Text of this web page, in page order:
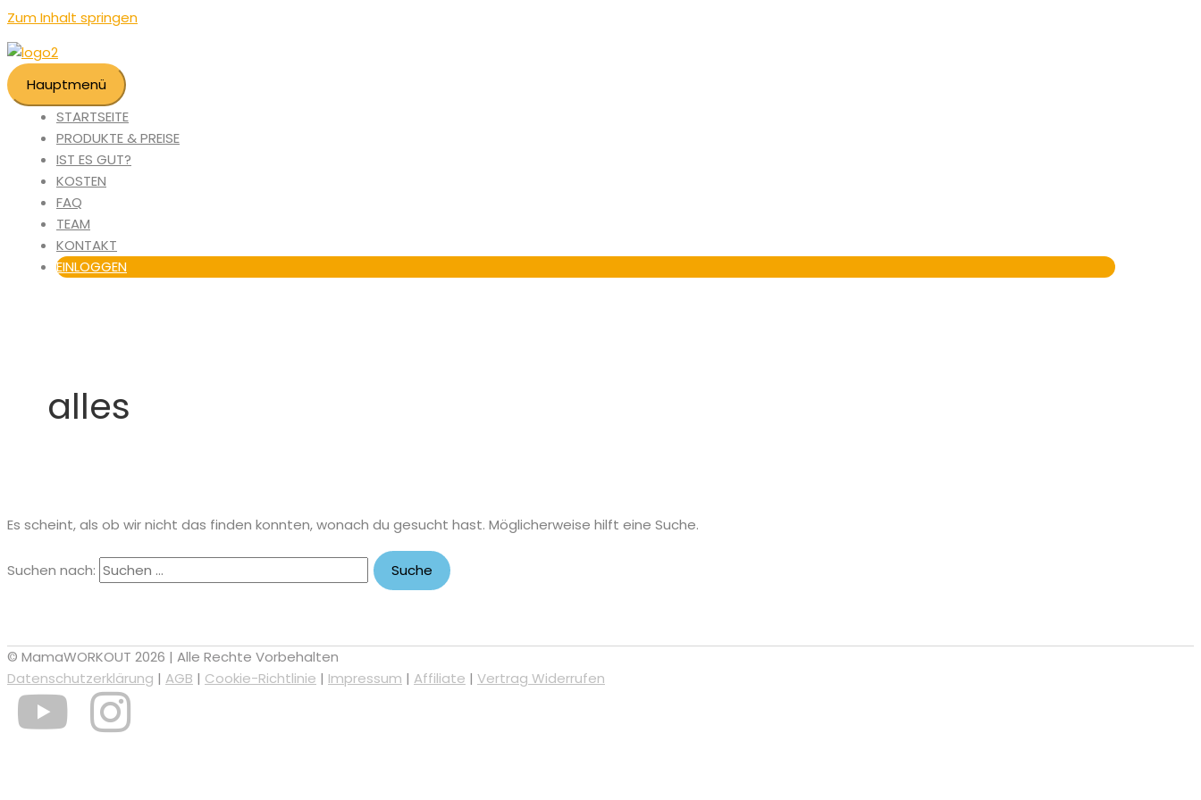
Zum Inhalt springen
Hauptmenü
STARTSEITE
PRODUKTE & PREISE
IST ES GUT?
KOSTEN
FAQ
TEAM
KONTAKT
EINLOGGEN
alles
Es scheint, als ob wir nicht das finden konnten, wonach du gesucht hast. Möglicherweise hilft eine Suche.
Suchen nach:
© MamaWORKOUT 2026 | Alle Rechte Vorbehalten
Datenschutzerklärung | AGB | Cookie-Richtlinie | Impressum | Affiliate | Vertrag Widerrufen